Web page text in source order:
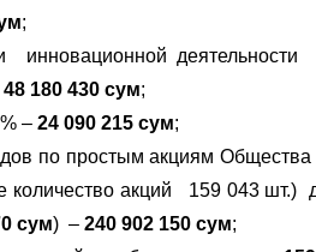
;
деятельности
48 180 430 сум;
– 24 090 215 сум;
по простым акциям Общества
количество акций 159 043 шт.)
сум) – 240 902 150 сум;